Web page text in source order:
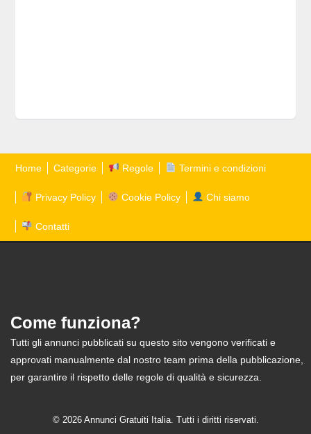
Home Categorie Regole Termini e condizioni
Privacy Policy Cookie Policy Chi siamo
Contatti
Come funziona?
Tutti gli annunci pubblicati su questo sito vengono verificati e
approvati manualmente dal nostro team prima della pubblicazione,
per garantire il rispetto delle regole di qualità e sicurezza.
© 2026 Annunci Gratuiti Italia. Tutti i diritti riservati.